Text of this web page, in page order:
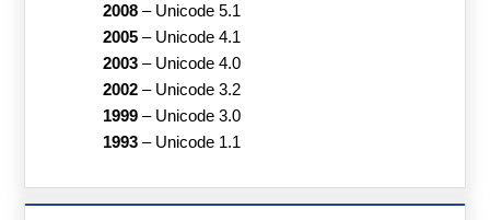
2008– Unicode 5.1
2005– Unicode 4.1
2003– Unicode 4.0
2002– Unicode 3.2
1999– Unicode 3.0
1993– Unicode 1.1